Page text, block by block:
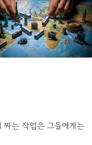
짜는 작업은 그들에게는